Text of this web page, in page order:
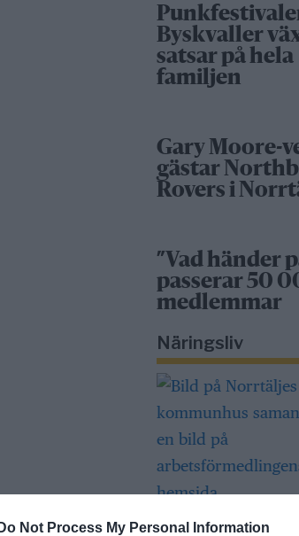
Do Not Process My Personal Information
Byskvaller
satsar på hela
familjen
Gary Moore-
gästar
Rovers i
”Vad händer
passerar 50
medlemmar
Näringsliv
Så många är